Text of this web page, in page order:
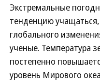
Экстремальные
тенденцию
глобального
ученые. Температура
постепенно
уровень Мирового